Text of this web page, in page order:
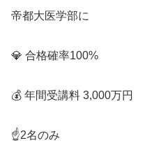
帝都大医学部に
💎 合格確率100%
💰 年間受講料 3,000万円
☝️2名のみ